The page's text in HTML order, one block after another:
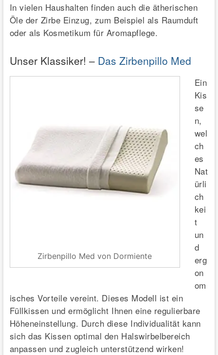
In vielen Haushalten finden auch die ätherischen
Öle der Zirbe Einzug, zum Beispiel als Raumduft
oder als Kosmetikum für Aromapflege.
Unser Klassiker! – Das Zirbenpillo Med
Zirbenpillo Med von Dormiente
Ein
Kis
se
n,
wel
ch
es
Nat
ürli
ch
kei
t
un
d
erg
on
om
isches Vorteile vereint. Dieses Modell ist ein
Füllkissen und ermöglicht Ihnen eine regulierbare
Höheneinstellung. Durch diese Individualität kann
sich das Kissen optimal den Halswirbelbereich
anpassen und zugleich unterstützend wirken!